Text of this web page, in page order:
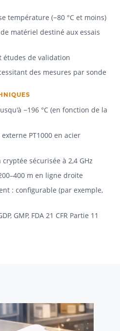
température (−80 °C et moins)
matériel destiné aux essais
études de validation
des mesures par sonde
−196 °C (en fonction de la
PT1000 en acier
sécurisée à 2,4 GHz
m en ligne droite
: configurable (par exemple,
GMP, FDA 21 CFR Partie 11